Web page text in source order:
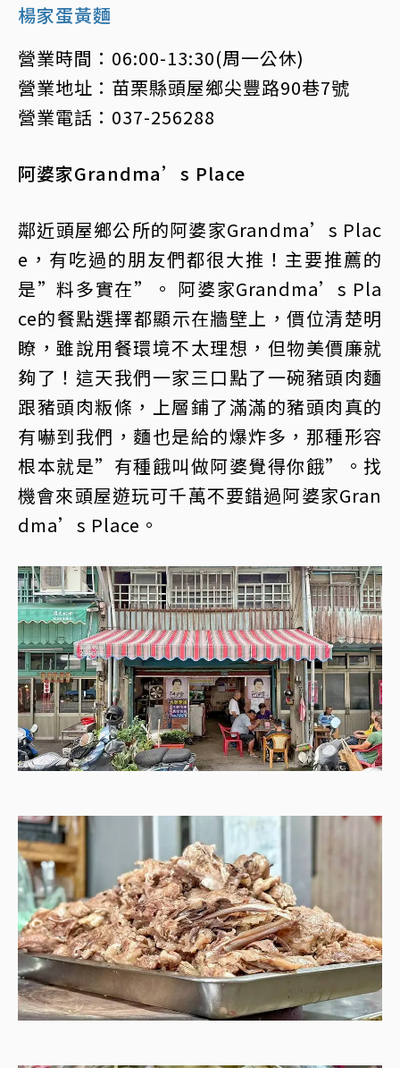
楊家蛋黃麵
營業時間：06:00-13:30(周一公休)
營業地址：苗栗縣頭屋鄉尖豐路90巷7號
營業電話：037-256288
阿婆家Grandma’s Place
鄰近頭屋鄉公所的阿婆家Grandma’s Plac
e，有吃過的朋友們都很大推！主要推薦的
是”料多實在”。 阿婆家Grandma’s Pla
ce的餐點選擇都顯示在牆壁上，價位清楚明
瞭，雖說用餐環境不太理想，但物美價廉就
夠了！這天我們一家三口點了一碗豬頭肉麵
跟豬頭肉粄條，上層鋪了滿滿的豬頭肉真的
有嚇到我們，麵也是給的爆炸多，那種形容
根本就是”有種餓叫做阿婆覺得你餓”。找
機會來頭屋遊玩可千萬不要錯過阿婆家Gran
dma’s Place。